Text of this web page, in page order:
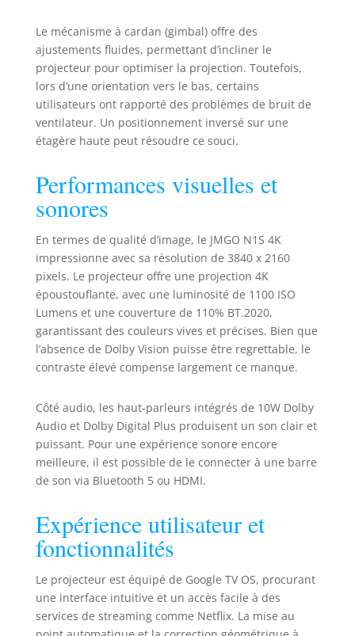
ray 3D avec des
lunettes actives
permet un réalisme
inégalé. L'Excellence
des Couleurs Triple
Laser : Le projecteur
JMGO N1S 4K
intègre la
laser MALC 2.0 RGB
pur pour une
chromatique, il
élimine l’effet arc-
en-ciel, tandis que
la réduction du
speckle LSR affine la
clarté. Avec une
couverture BT.2020
de 110% et DCI-P3
de 151%, il offre des
un contraste
saisissant. Ses 1100
lumens ISO et 1,07
milliard de couleurs
garantissent des
toutes les surfaces.
Autofocus
Instantané : Le N1S
4K dispose d'un
gimbal intégré avec
rotation verticale de
Le mécanisme à cardan (gimbal) offre des
ajustements fluides, permettant d’incliner le
projecteur pour optimiser la projection. Toutefois,
lors d’une orientation vers le bas, certains
utilisateurs ont rapporté des problèmes de bruit de
ventilateur. Un positionnement inversé sur une
étagère haute peut résoudre ce souci.
Performances visuelles et
sonores
En termes de qualité d’image, le JMGO N1S 4K
impressionne avec sa résolution de 3840 x 2160
pixels. Le projecteur offre une projection 4K
époustouflante, avec une luminosité de 1100 ISO
Lumens et une couverture de 110% BT.2020,
garantissant des couleurs vives et précises. Bien que
l’absence de Dolby Vision puisse être regrettable, le
contraste élevé compense largement ce manque.
Côté audio, les haut-parleurs intégrés de 10W Dolby
Audio et Dolby Digital Plus produisent un son clair et
puissant. Pour une expérience sonore encore
meilleure, il est possible de le connecter à une barre
de son via Bluetooth 5 ou HDMI.
Expérience utilisateur et
fonctionnalités
Le projecteur est équipé de Google TV OS, procurant
une interface intuitive et un accès facile à des
services de streaming comme Netflix. La mise au